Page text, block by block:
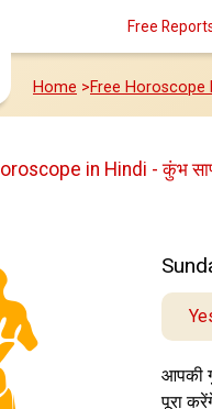
Free
Home >Free Horoscope
in Hindi - कुंभ
आपकी
पूरा